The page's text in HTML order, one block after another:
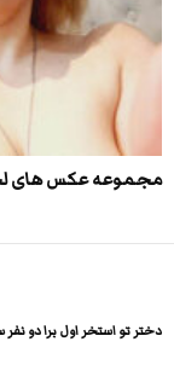
مجموعه عکس های
دختر تو استخر اول برا دو